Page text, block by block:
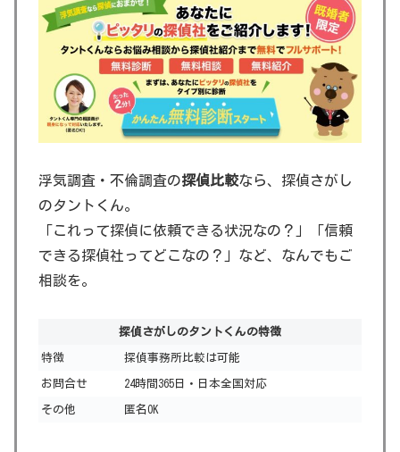
浮気調査・不倫調査の探偵比較なら、探偵さがし
のタントくん。
「これって探偵に依頼できる状況なの？」「信頼
できる探偵社ってどこなの？」など、なんでもご
相談を。
探偵さがしのタントくんの特徴
特徴 探偵事務所比較は可能
お問合せ 24時間365日・日本全国対応
その他 匿名OK